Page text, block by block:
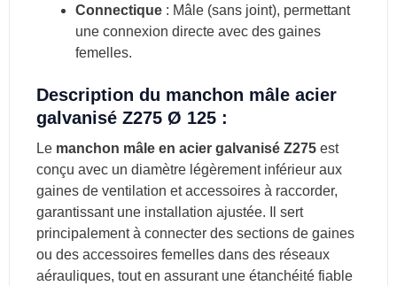
Connectique: Mâle (sans joint), permettant
une connexion directe avec des gaines
femelles.
Description du manchon mâle acier
galvanisé Z275 Ø 125 :
Le manchon mâle en acier galvanisé Z275 est
conçu avec un diamètre légèrement inférieur aux
gaines de ventilation et accessoires à raccorder,
garantissant une installation ajustée. Il sert
principalement à connecter des sections de gaines
ou des accessoires femelles dans des réseaux
aérauliques, tout en assurant une étanchéité fiable